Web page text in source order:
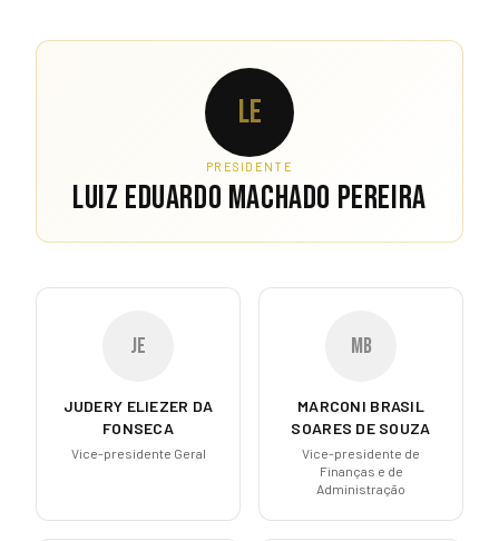
LE
PRESIDENTE
LUIZ EDUARDO MACHADO PEREIRA
JE
JUDERY ELIEZER DA
FONSECA
Vice-presidente Geral
MB
MARCONI BRASIL
SOARES DE SOUZA
Vice-presidente de
Finanças e de
Administração